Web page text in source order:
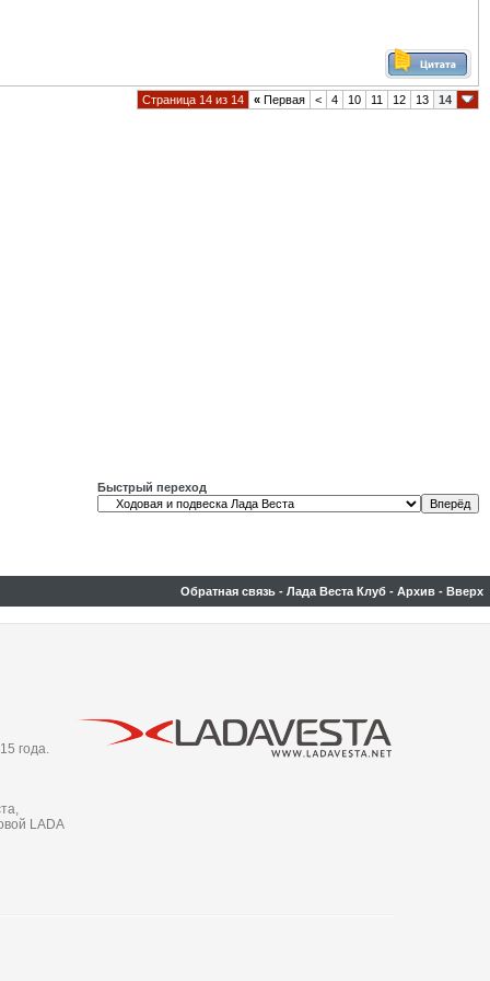
Страница 14 из 14 « Первая < 4 10 11 12 13 14
Быстрый переход
Обратная связь - Лада Веста Клуб - Архив - Вверх
года.
LADA